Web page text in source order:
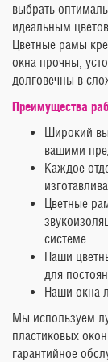
выбрать
идеальным
Цветные рамы
окна прочны,
долговечны в
Преимущества
Широкий
вашими
Каждое
Цветные
системе.
Наши
для
Наши окна
Мы используем
пластиковых
гарантийное